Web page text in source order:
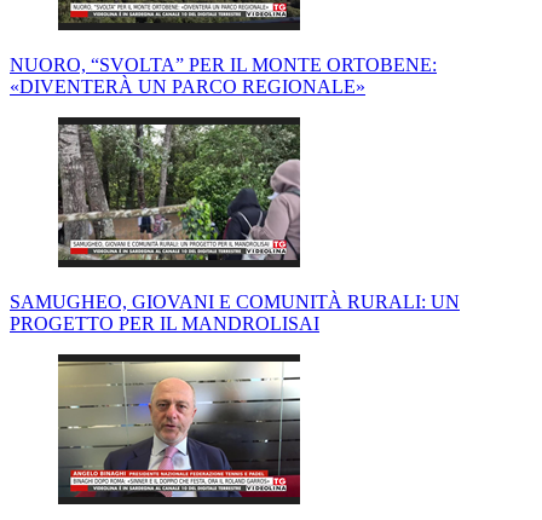
NUORO, “SVOLTA” PER IL MONTE ORTOBENE:
«DIVENTERÀ UN PARCO REGIONALE»
SAMUGHEO, GIOVANI E COMUNITÀ RURALI: UN
PROGETTO PER IL MANDROLISAI